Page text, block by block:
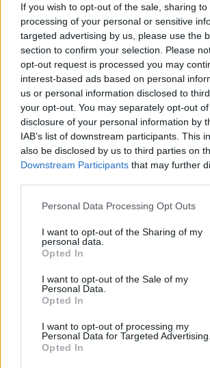
If you wish to opt-out of the sale, sharing
processing of your personal or sensitive
targeted advertising by us, please use the
section to confirm your selection. Please
opt-out request is processed you may
interest-based ads based on personal
us or personal information disclosed to
your opt-out. You may separately opt-out
disclosure of your personal information by
IAB’s list of downstream participants. This
also be disclosed by us to third parties on
Downstream Participants that may further
Please note that this website/app uses one
not limited to your visit or usage behaviour.
grant or deny consent to Google and its
use your data for below specified purposes
consent section.
Personal Data Processing Opt Outs
I want to opt-out of the Sharing of my
personal data.
Opted In
I want to opt-out of the Sale of my
Personal Data.
Opted In
I want to opt-out of processing my
Personal Data for Targeted Advertising.
Opted In
Júliusban mindössze 1,2 százalékkal
összevetésben a fogyasztói árak, miközben
már csökkent.
A BAROKK ÖSSZES ÁRNYALATA
KIVÁLÓ PROGRAM VÁR MINDENKIT
GYŐRBEN